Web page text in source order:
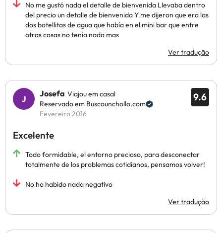
No me gustó nada el detalle de bienvenida Llevaba dentro
del precio un detalle de bienvenida Y me dijeron que era las
dos botellitas de agua que había en el mini bar que entre
otras cosas no tenia nada mas
Ver tradução
9.6
Josefa Viajou em casal
Reservado em Buscounchollo.com
Fevereiro 2016
Excelente
Todo formidable, el entorno precioso, para desconectar
totalmente de los problemas cotidianos, pensamos volver!
No ha habido nada negativo
Ver tradução